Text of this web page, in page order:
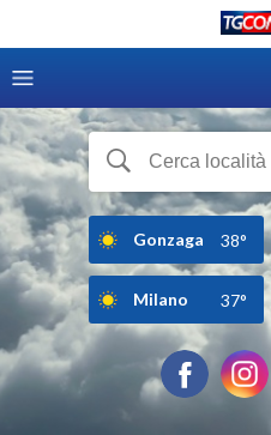
Gonzaga 38°
Milano 37°